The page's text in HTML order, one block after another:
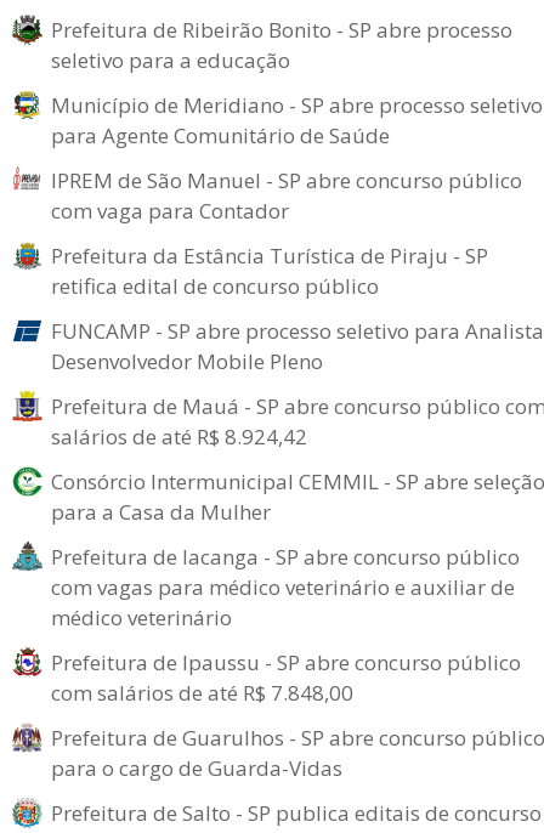
Prefeitura de Ribeirão Bonito - SP abre processo
seletivo para a educação
Município de Meridiano - SP abre processo seletivo
para Agente Comunitário de Saúde
IPREM de São Manuel - SP abre concurso público
com vaga para Contador
Prefeitura da Estância Turística de Piraju - SP
retifica edital de concurso público
FUNCAMP - SP abre processo seletivo para Analista
Desenvolvedor Mobile Pleno
Prefeitura de Mauá - SP abre concurso público
salários de até R$ 8.924,42
Consórcio Intermunicipal CEMMIL - SP abre seleção
para a Casa da Mulher
Prefeitura de Iacanga - SP abre concurso público
com vagas para médico veterinário e auxiliar de
médico veterinário
Prefeitura de Ipaussu - SP abre concurso público
com salários de até R$ 7.848,00
Prefeitura de Guarulhos - SP abre concurso público
para o cargo de Guarda-Vidas
Prefeitura de Salto - SP publica editais de concurso